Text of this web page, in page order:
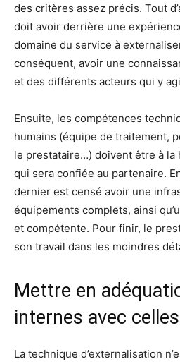
des critères assez précis. Tout
doit avoir derrière une
domaine du service à
conséquent, avoir une
et des différents acteurs qui y
Ensuite, les compétences
humains (équipe de traitement,
le prestataire…) doivent être à la
qui sera confiée au partenaire.
dernier est censé avoir une
équipements complets, ainsi
et compétente. Pour finir, le
son travail dans les moindres
Mettre en
internes avec
La technique d’externalisation